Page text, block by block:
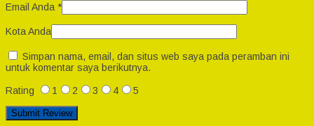
Email Anda *
Kota Anda
Simpan nama, email, dan situs web saya pada peramban ini
untuk komentar saya berikutnya.
Rating 1 2 3 4 5